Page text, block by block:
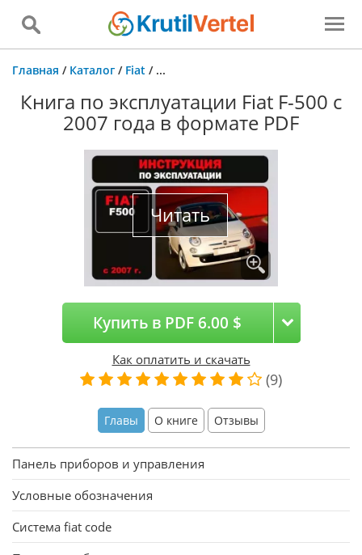
Главная / Каталог / Fiat / ...
Книга по эксплуатации Fiat F-500 с
2007 года в формате PDF
Читать
Купить в PDF 6.00 $
Как оплатить и скачать
(9)
Главы О книге Отзывы
Панель приборов и управления
Условные обозначения
Система fiat code